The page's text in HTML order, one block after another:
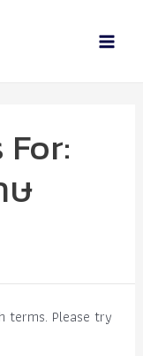
ษ
terms. Please try